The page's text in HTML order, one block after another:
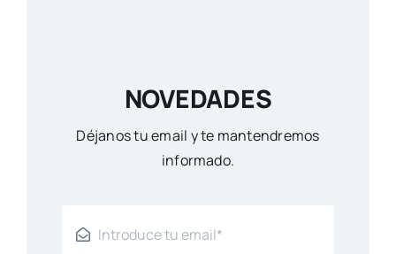
NOVEDADES
Déjanos tu email y te mantendremos
informado.